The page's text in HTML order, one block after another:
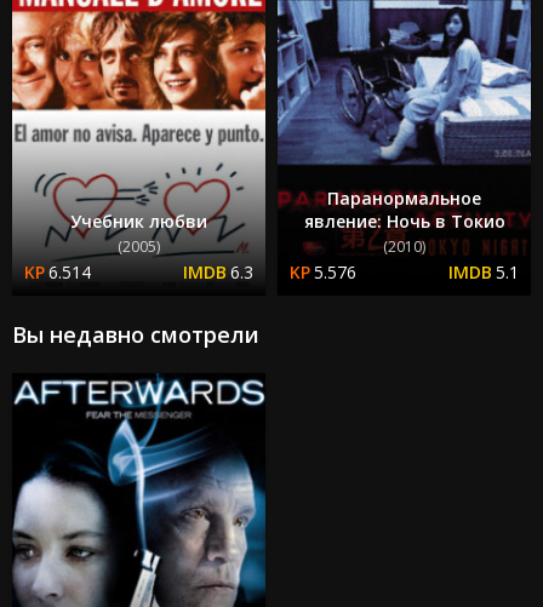
Учебник любви
(2005)
6.514 6.3
Паранормальное
явление: Ночь в Токио
(2010)
5.576 5.1
Вы недавно смотрели